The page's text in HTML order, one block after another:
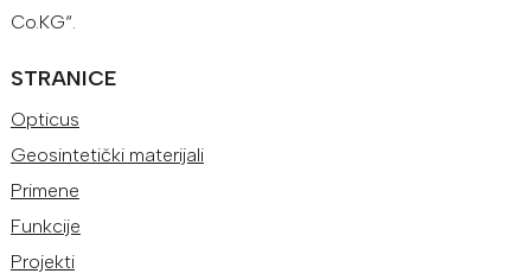
Co.KG“.
STRANICE
Opticus
Geosintetički materijali
Primene
Funkcije
Projekti